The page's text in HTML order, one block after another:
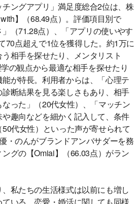
ングアプリ」満足度総合2位は、株
】（68.49点）。評価項目別で
（71.28点）、「アプリの使いやす
70点超えで1位を獲得した。約1万に
相手を探せたり、メンタリスト
の観点から最適な相手を探せたり
が特長。利用者からは、「心理テ
断結果を見る楽しさもあり、相手
った」（20代女性）、「マッチン
趣向などを細かく記入して、条件
代女性）といった声が寄せられて
・のんがブランドアンバサダーを務
グの【Omiai】（66.03点）がラン
私たちの生活様式は以前にも増し